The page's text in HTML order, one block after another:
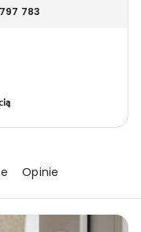
(różne
783
Opinie